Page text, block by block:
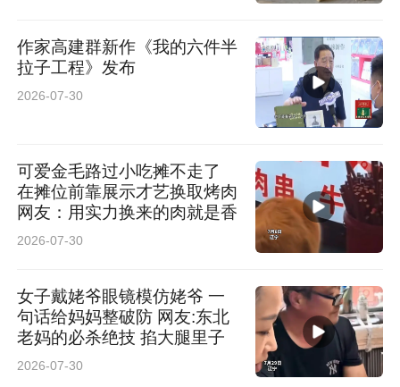
作家高建群新作《我的六件半
拉子工程》发布
2026-07-30
可爱金毛路过小吃摊不走了
在摊位前靠展示才艺换取烤肉
网友：用实力换来的肉就是香
2026-07-30
女子戴姥爷眼镜模仿姥爷 一
句话给妈妈整破防 网友:东北
老妈的必杀绝技 掐大腿里子
2026-07-30